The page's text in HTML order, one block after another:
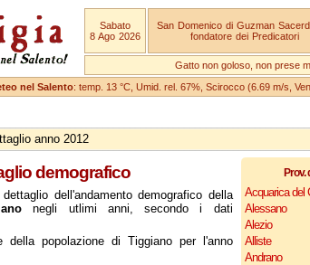
Sabato
8 Ago 2026
San Domenico di Guzman
fondatore dei Predicatori
Gatto non goloso, non prese
nel Salento: temp. 13 °C, Umid. rel. 67%, Scirocco (6.69 m/s,
anno 2012
Prov.
Acquarica del
Alessano
Alezio
Alliste
Andrano
demografico
dell'andamento demografico della
negli utlimi anni, secondo i dati
della popolazione di Tiggiano per l'anno